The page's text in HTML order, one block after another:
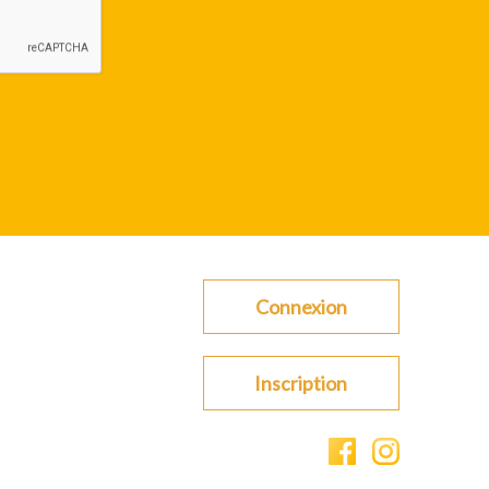
Connexion
Inscription